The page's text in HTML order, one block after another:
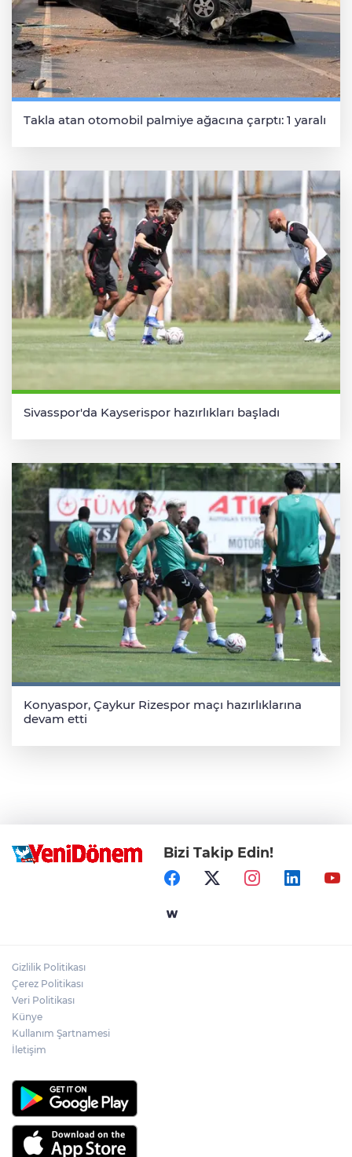
Takla atan otomobil palmiye ağacına çarptı: 1 yaralı
Sivasspor'da Kayserispor hazırlıkları başladı
Konyaspor, Çaykur Rizespor maçı hazırlıklarına
devam etti
Bizi Takip Edin!
Gizlilik Politikası
Çerez Politikası
Veri Politikası
Künye
Kullanım Şartnamesi
İletişim